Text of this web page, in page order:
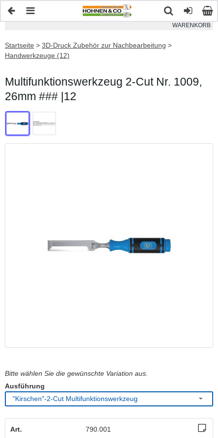
WARENKORB
Startseite > 3D-Druck Zubehör zur Nachbearbeitung >
Handwerkzeuge (12)
Multifunktionswerkzeug 2-Cut Nr. 1009,
26mm ### |12
Bitte wählen Sie die gewünschte Variation aus.
Ausführung
"Kirschen"-2-Cut Multifunktionswerkzeug
Art.
790.001